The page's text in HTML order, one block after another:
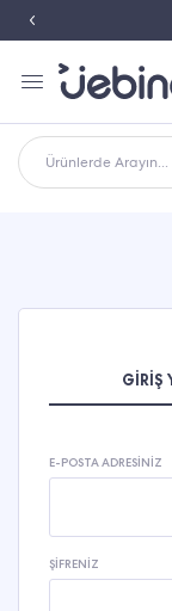
Ürünlerde Arayın...
GIRIŞ
E-POSTA ADRESINIZ
ŞIFRENIZ